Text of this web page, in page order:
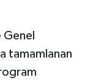
tamamlanan